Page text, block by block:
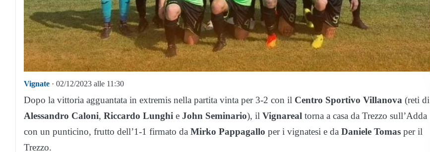
Vignate · 02/12/2023 alle 11:30
Dopo la vittoria agguantata in extremis nella partita vinta per 3-2 con il Centro Sportivo Villanova (reti di
Alessandro Caloni, Riccardo Lunghi e John Seminario), il Vignareal torna a casa da Trezzo sull’Adda
con un punticino, frutto dell’1-1 firmato da Mirko Pappagallo per i vignatesi e da Daniele Tomas per il
Trezzo.